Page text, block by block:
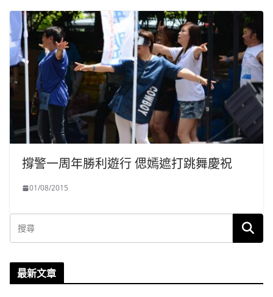
撐警一周年勝利遊行 偲嫣遮打跳舞慶祝
01/08/2015
最新文章